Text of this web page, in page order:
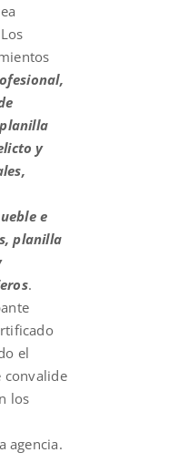
y
e
planilla
.
el
convalide
los
agencia.